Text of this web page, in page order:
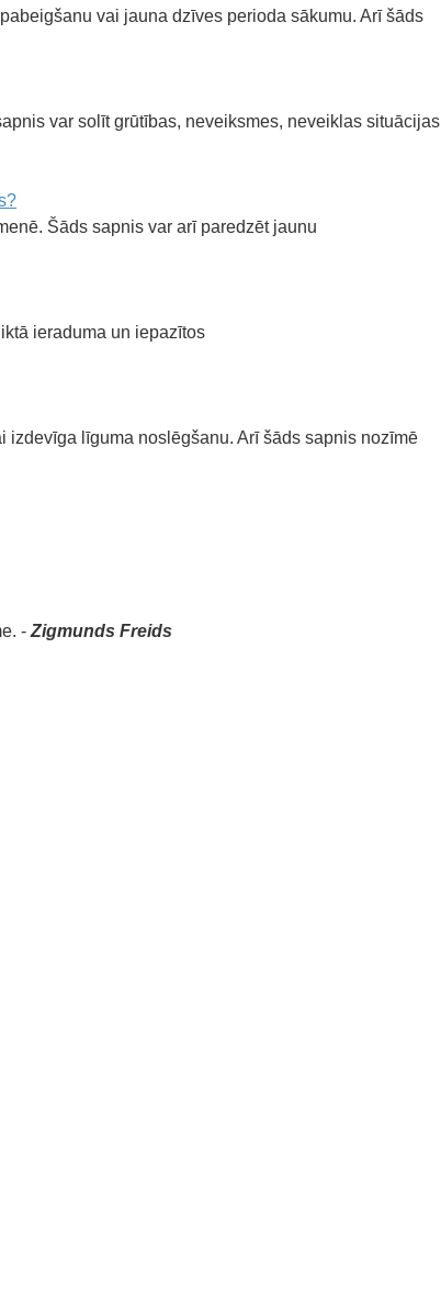
vai jauna dzīves perioda sākumu. Arī šāds
var solīt grūtības, neveiksmes, neveiklas situācijas
Šāds sapnis var arī paredzēt jaunu
ieraduma un iepazītos
līguma noslēgšanu. Arī šāds sapnis nozīmē
- Zigmunds Freids